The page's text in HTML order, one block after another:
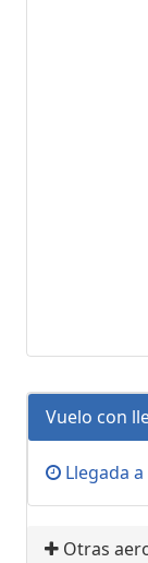
Vuelo con
Llegada
Otras